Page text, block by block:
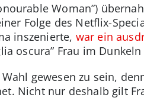
Woman”)
Folge des Netflix-
inszenierte, war ein
oscura” Frau im
gewesen zu sein,
Nicht nur deshalb gilt